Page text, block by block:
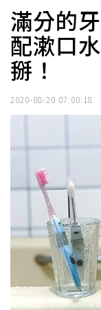
滿分的
配漱口
掰！
2020-08-20 07:00:18